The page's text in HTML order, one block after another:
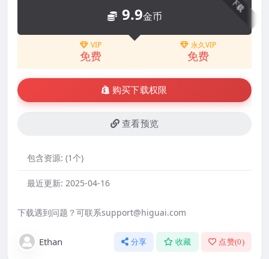
下载
9.9金币
VIP
免费
永久VIP
免费
购买下载权限
查看预览
包含资源: (1个)
最近更新: 2025-04-16
下载遇到问题？可联系support@higuai.com
Ethan 分享 收藏 点赞(0)